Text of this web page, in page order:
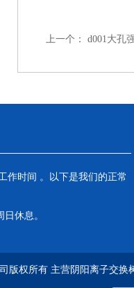
上一个： d001大孔
作时间 。以下是我们的正常
休息。
版权所有 主营阴阳离子交换